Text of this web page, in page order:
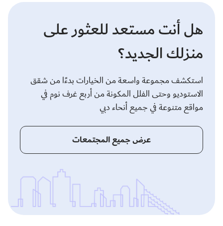
هل أنت مستعد للعثور على
منزلك الجديد؟
استكشف مجموعة واسعة من الخيارات بدءًا من شقق
الاستوديو وحتى الفلل المكونة من أربع غرف نوم في
مواقع متنوعة في جميع أنحاء دبي
عرض جميع المجتمعات